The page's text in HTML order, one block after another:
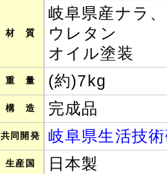
材 質
岐阜県産ナラ
ウレタン
オイル塗装
重 量 (約)7kg
構 造 完成品
共同開発 岐阜県生活技
生産国 日本製